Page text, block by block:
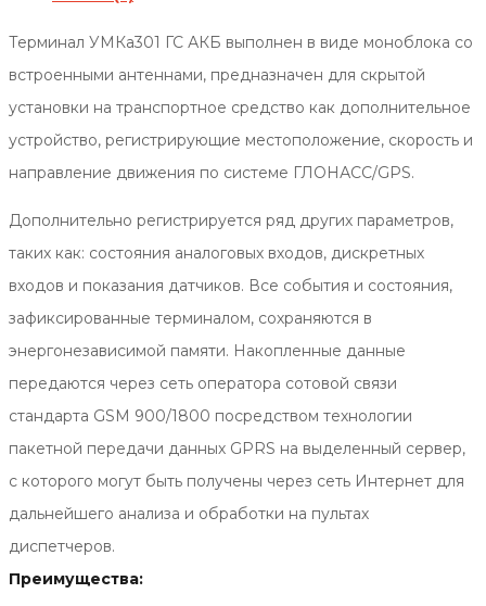
Терминал УМКа301 ГС АКБ выполнен в виде моноблока со
встроенными антеннами, предназначен для скрытой
установки на транспортное средство как дополнительное
устройство, регистрирующие местоположение, скорость и
направление движения по системе ГЛОНАСС/GPS.
Дополнительно регистрируется ряд других параметров,
таких как: состояния аналоговых входов, дискретных
входов и показания датчиков. Все события и состояния,
зафиксированные терминалом, сохраняются в
энергонезависимой памяти. Накопленные данные
передаются через сеть оператора сотовой связи
стандарта GSM 900/1800 посредством технологии
пакетной передачи данных GPRS на выделенный сервер,
с которого могут быть получены через сеть Интернет для
дальнейшего анализа и обработки на пультах
диспетчеров.
Преимущества: